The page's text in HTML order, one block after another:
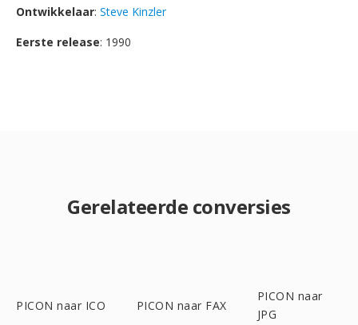
Ontwikkelaar: Steve Kinzler
Eerste release: 1990
Gerelateerde conversies
PICON naar ICO PICON naar FAX
PICON naar
JPG